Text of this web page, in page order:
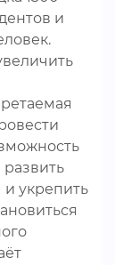
и
и укрепить